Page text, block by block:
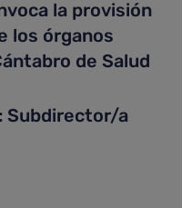
la provisión
los órganos
de Salud
Subdirector/a